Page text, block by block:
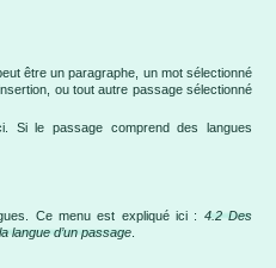
être un paragraphe, un mot sélectionné
ou tout autre passage sélectionné
Si le passage comprend des langues
Ce menu est expliqué ici : 4.2 Des
langue d’un passage